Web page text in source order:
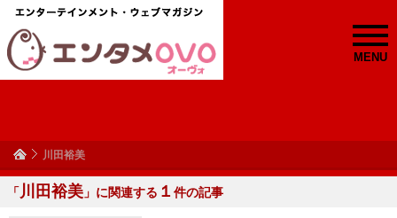
MENU
川田裕美
「川田裕美 」に関連する １ 件の記事